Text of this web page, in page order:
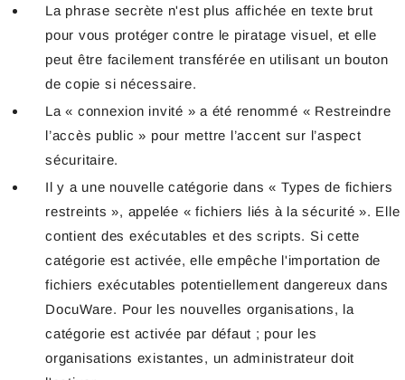
La phrase secrète n'est plus affichée en texte brut
pour vous protéger contre le piratage visuel, et elle
peut être facilement transférée en utilisant un bouton
de copie si nécessaire.
La « connexion invité » a été renommé « Restreindre
l’accès public » pour mettre l’accent sur l’aspect
sécuritaire.
Il y a une nouvelle catégorie dans « Types de fichiers
restreints », appelée « fichiers liés à la sécurité ». Elle
contient des exécutables et des scripts. Si cette
catégorie est activée, elle empêche l'importation de
fichiers exécutables potentiellement dangereux dans
DocuWare. Pour les nouvelles organisations, la
catégorie est activée par défaut ; pour les
organisations existantes, un administrateur doit